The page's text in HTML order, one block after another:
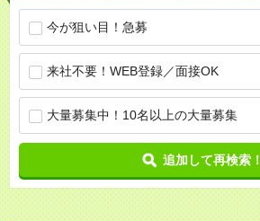
今が狙い目！急募
来社不要！WEB登録／面接OK
大量募集中！10名以上の大量募集
追加して再検索！